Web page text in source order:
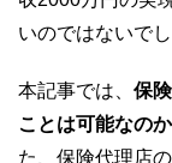
いのではないでし
本記事では、 保
ことは可能なのか
た、保険代理店